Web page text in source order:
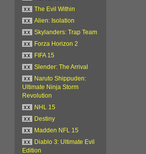
xx
The Evil Within
xx
Alien: Isolation
xx
Skylanders: Trap Team
xx
Forza Horizon 2
xx
FIFA 15
xx
Slender: The Arrival
xx
Naruto Shippuden:
Ultimate Ninja Storm
Revolution
xx
NHL 15
xx
Destiny
xx
Madden NFL 15
xx
Diablo 3: Ultimate Evil
Edition